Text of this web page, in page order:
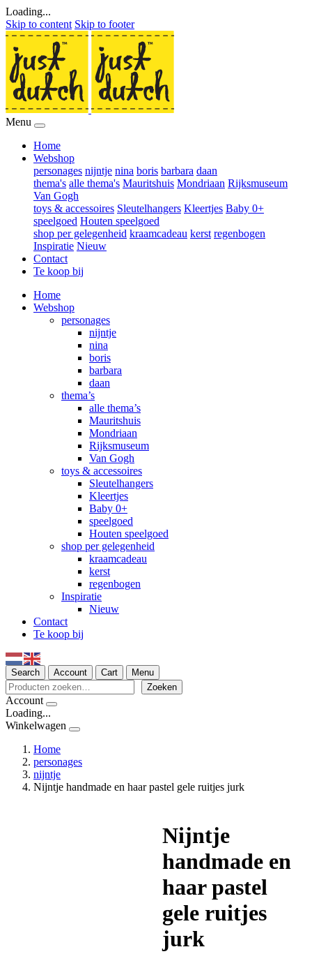
Loading...
Skip to content Skip to footer
Menu
Home
Webshop
personages nijntje nina boris barbara daan
thema's alle thema's Mauritshuis Mondriaan Rijksmuseum
Van Gogh
toys & accessoires Sleutelhangers Kleertjes Baby 0+
speelgoed Houten speelgoed
shop per gelegenheid kraamcadeau kerst regenbogen
Inspiratie Nieuw
Contact
Te koop bij
Home
Webshop
personages
nijntje
nina
boris
barbara
daan
thema’s
alle thema’s
Mauritshuis
Mondriaan
Rijksmuseum
Van Gogh
toys & accessoires
Sleutelhangers
Kleertjes
Baby 0+
speelgoed
Houten speelgoed
shop per gelegenheid
kraamcadeau
kerst
regenbogen
Inspiratie
Nieuw
Contact
Te koop bij
Search Account Cart Menu
Zoeken Zoeken
Account
Loading...
Winkelwagen
Home
personages
nijntje
Nijntje handmade en haar pastel gele ruitjes jurk
Nijntje
handmade en
haar pastel
gele ruitjes
jurk